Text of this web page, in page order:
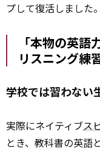
プして復活しました。
「本物の英
リスニング練
学校では習わない
実際にネイティブス
とき、教科書の英語